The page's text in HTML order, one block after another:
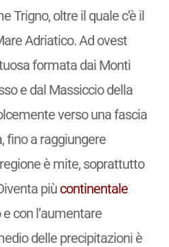
Trigno, oltre il quale c’è il
Adriatico. Ad ovest
formata dai Monti
e dal Massiccio della
verso una fascia
fino a raggiungere
è mite, soprattutto
più continentale
con l’aumentare
delle precipitazioni è